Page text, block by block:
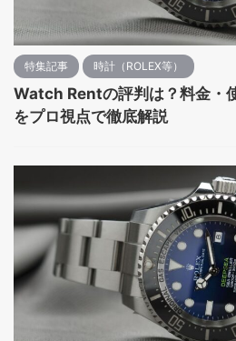
特集記事 時計（ROLEX等）
Watch Rentの評判は？料金・
をプロ視点で徹底解説